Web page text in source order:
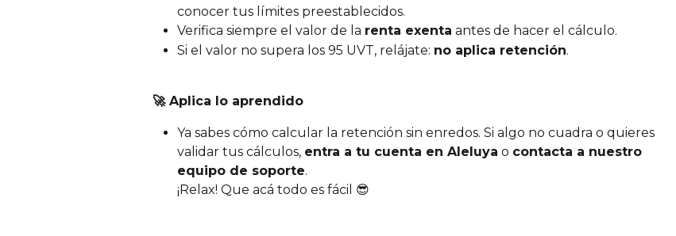
conocer tus límites preestablecidos.
Verifica siempre el valor de la renta exenta antes de hacer el cálculo.
Si el valor no supera los 95 UVT, relájate: no aplica retención.
🚀 Aplica lo aprendido
Ya sabes cómo calcular la retención sin enredos. Si algo no cuadra o quieres
validar tus cálculos, entra a tu cuenta en Aleluya o contacta a nuestro
equipo de soporte.
¡Relax! Que acá todo es fácil 😎